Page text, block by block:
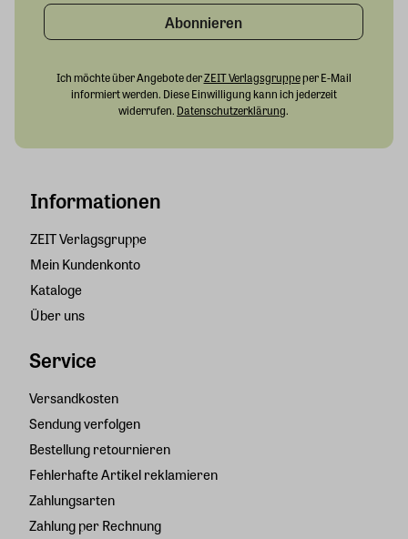
Informationen
ZEIT Verlagsgruppe
Mein Kundenkonto
Kataloge
Über uns
Service
Versandkosten
Sendung verfolgen
Bestellung retournieren
Fehlerhafte Artikel reklamieren
Zahlungsarten
Zahlung per Rechnung
Abonnieren
Ich möchte über Angebote derZEIT Verlagsgruppeper E-Mail
informiert werden. Diese Einwilligung kann ich jederzeit
widerrufen. Datenschutzerklärung.